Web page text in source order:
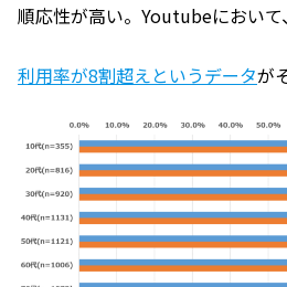
順応性が高い。Youtubeにおいて、
利用率が8割超えというデータが